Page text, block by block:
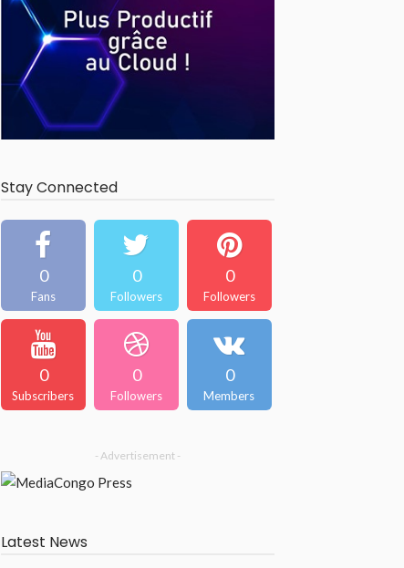
Stay Connected
0
Fans
0
Followers
0
Followers
0
Subscribers
0
Followers
0
Members
- Advertisement -
Latest News